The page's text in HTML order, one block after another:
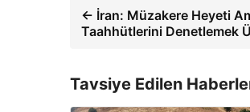
← İran: Müzakere Heyeti
Taahhütlerini Denetlemek
Tavsiye Edilen